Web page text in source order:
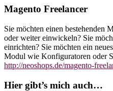
Magento Freelancer
Sie möchten einen bestehenden
oder weiter einwickeln? Sie
einrichten? Sie möchten ein
Modul wie Konfiguratoren oder
http://neoshops.de/magento-
Hier gibt’s mich auch…